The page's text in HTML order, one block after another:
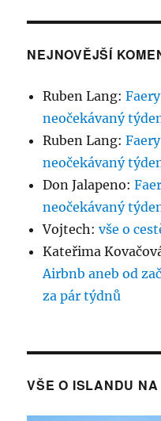
NEJNOVĚJŠÍ
Ruben Lang:
neočekávaný
Ruben Lang:
neočekávaný
Don Jalapeno:
neočekávaný
Vojtech:vše o
Kateřima
Airbnb aneb od
za pár týdnů
VŠE O ISLANDU